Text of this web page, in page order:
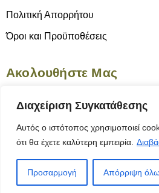
Διαχείριση Συγκατάθεσης
Αυτός ο ιστότοπος χρησιμοποιεί
ότι θα έχετε καλύτερη εμπειρία.
Προσαρμογή Απόρριψη
Πολιτική Απορρήτου
Όροι και Προϋποθέσεις
Ακολουθήστε Μας
© 2025 Το Γνήσιον | Κατασκευή